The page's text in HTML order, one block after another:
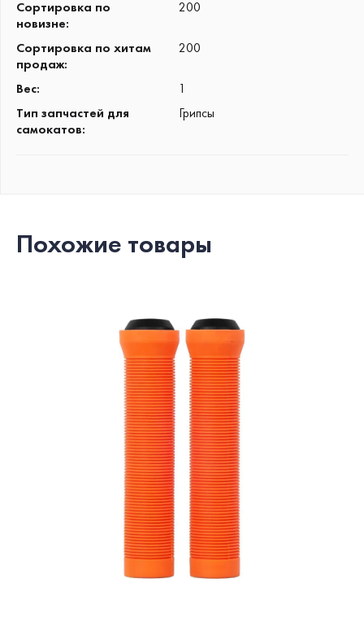
Сортировка по
новизне:
200
Сортировка по хитам
продаж:
200
Вес:
1
Тип запчастей для
самокатов:
Грипсы
Похожие товары